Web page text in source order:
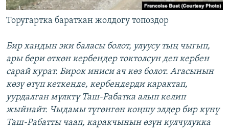
Торугартка бараткан жолдогу топоздор
Бир хандын эки баласы болот, улуусу тың чыгып,
ары бери өткөнкербендер токтолсун деп кербен
сарай курат. Бирок иниси ач көз болот. Агасынын
көзү өтүп кеткенде, кербендерди карактап,
уурдалган мүлктү Таш-Рабатка алып келип
жыйнайт. Чыдамы түгөнгөн коңшу элдер бир күнү
Таш-Рабатты чаап, каракчынын өзүн кулчулукка